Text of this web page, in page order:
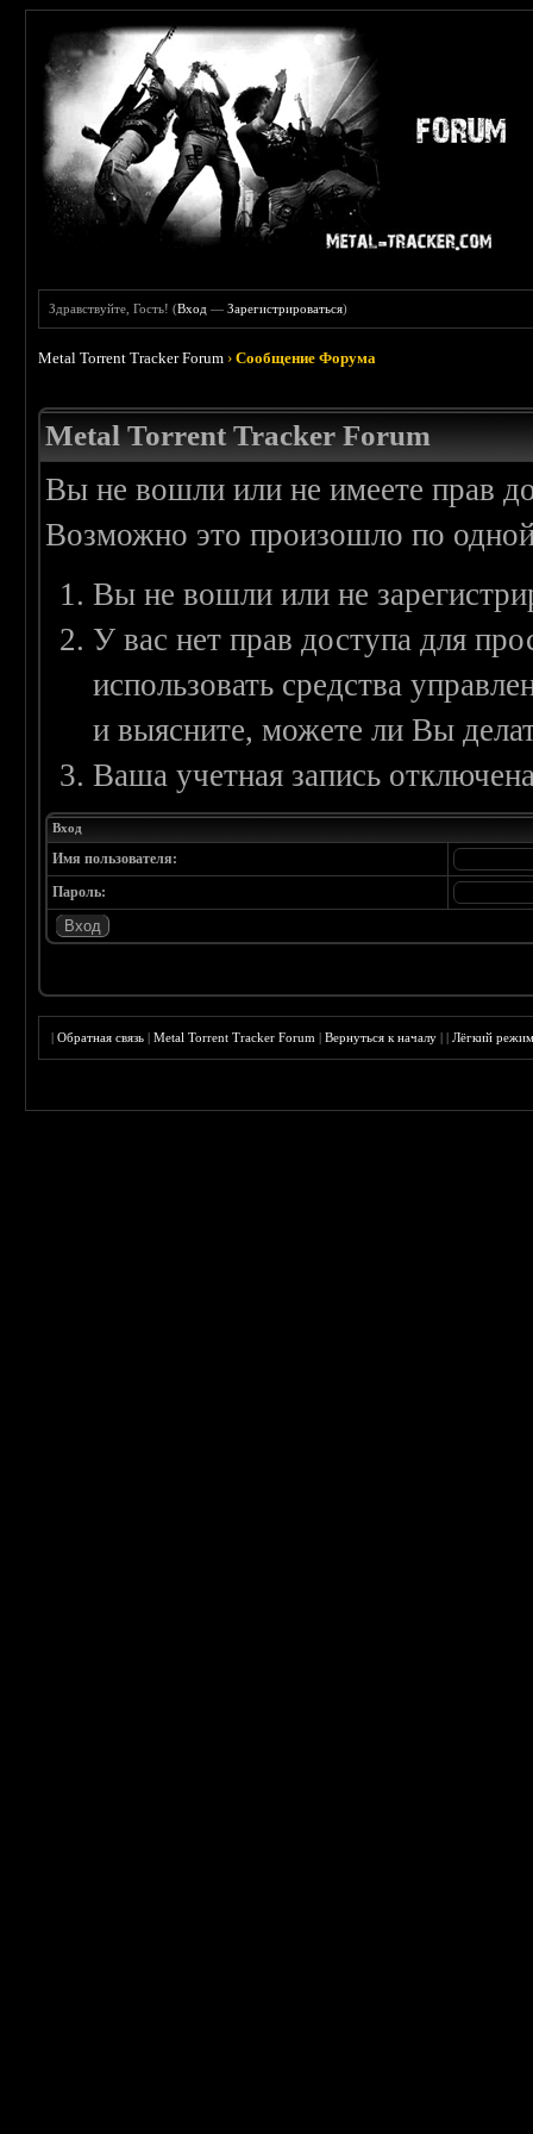
Здравствуйте, Гость! (Вход —Зарегистрироваться)
Metal Torrent Tracker Forum ›Сообщение Форума
Metal Torrent Tracker Forum
Вы не вошли или не имеете прав
Возможно это произошло по
Вы не вошли или не
У вас нет прав доступа для
использовать средства
и выясните, можете ли Вы
Ваша учетная запись
Вход
Имя пользователя:
Пароль:
|Обратная связь |Metal Torrent Tracker Forum |Вернуться к началу ||Лёгкий